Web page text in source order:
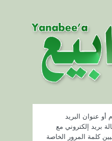
أو عنوان البريد
بريد إلكتروني مع
كلمة المرور الخاصة